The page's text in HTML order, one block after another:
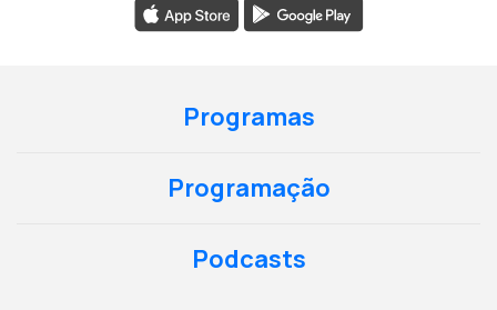
Programas
Programação
Podcasts